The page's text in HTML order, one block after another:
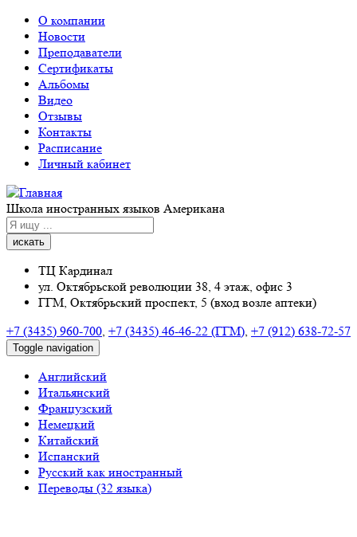
Перейти к основному содержанию
О компании
Новости
Преподаватели
Сертификаты
Альбомы
Видео
Отзывы
Контакты
Расписание
Личный кабинет
Школа иностранных языков Американа
искать
ТЦ Кардинал
ул. Октябрьской революции 38, 4 этаж, офис 3
ГГМ, Октябрьский проспект, 5 (вход возле аптеки)
+7 (3435) 960-700, +7 (3435) 46-46-22 (ГГМ), +7 (912) 638-72-57
Toggle navigation
Английский
Итальянский
Французский
Немецкий
Китайский
Испанский
Русский как иностранный
Переводы (32 языка)